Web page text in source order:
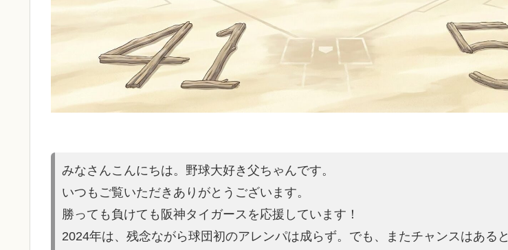
みなさんこんにちは。野球大好き父ちゃんです。
いつもご覧いただきありがとうございます。
勝っても負けても阪神タイガースを応援しています！
2024年は、残念ながら球団初のアレンパは成らず。でも、またチャンスはあると